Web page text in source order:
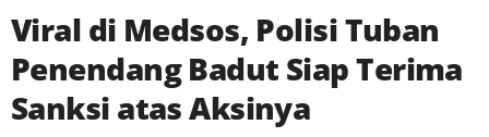
Viral di Medsos, Polisi Tuban
Penendang Badut Siap Terima
Sanksi atas Aksinya